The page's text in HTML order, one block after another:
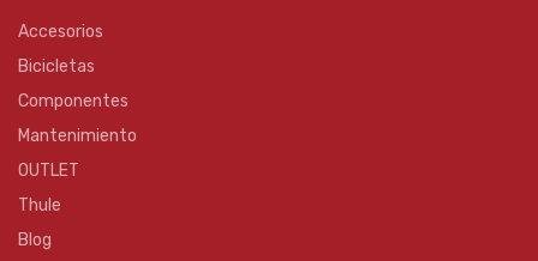
Accesorios
Bicicletas
Componentes
Mantenimiento
OUTLET
Thule
Blog